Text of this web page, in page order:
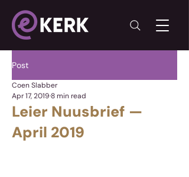
Post
Leier Nuusbrief —
April 2019
Coen Slabber
Apr 17, 20198 min read